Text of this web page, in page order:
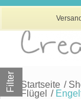
Startseite /
Flügel /
Filter